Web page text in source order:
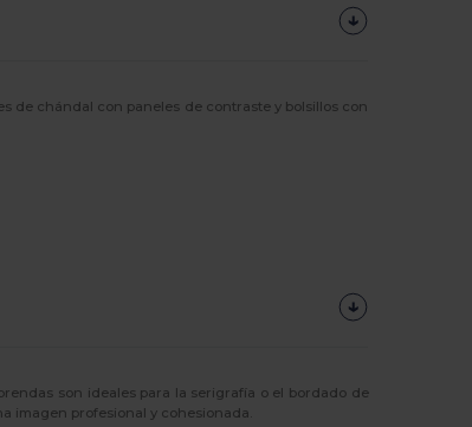
de chándal con paneles de contraste y bolsillos con
son ideales para la serigrafía o el bordado de
imagen profesional y cohesionada.